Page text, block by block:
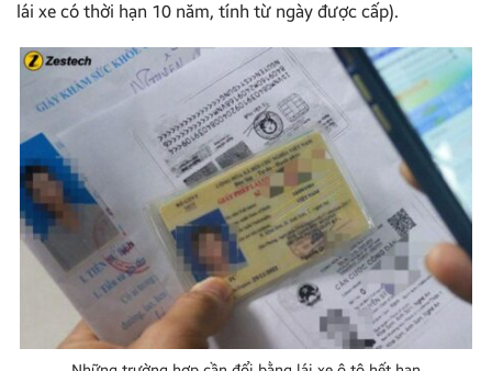
lái xe có thời hạn 10 năm, tính từ ngày được cấp).